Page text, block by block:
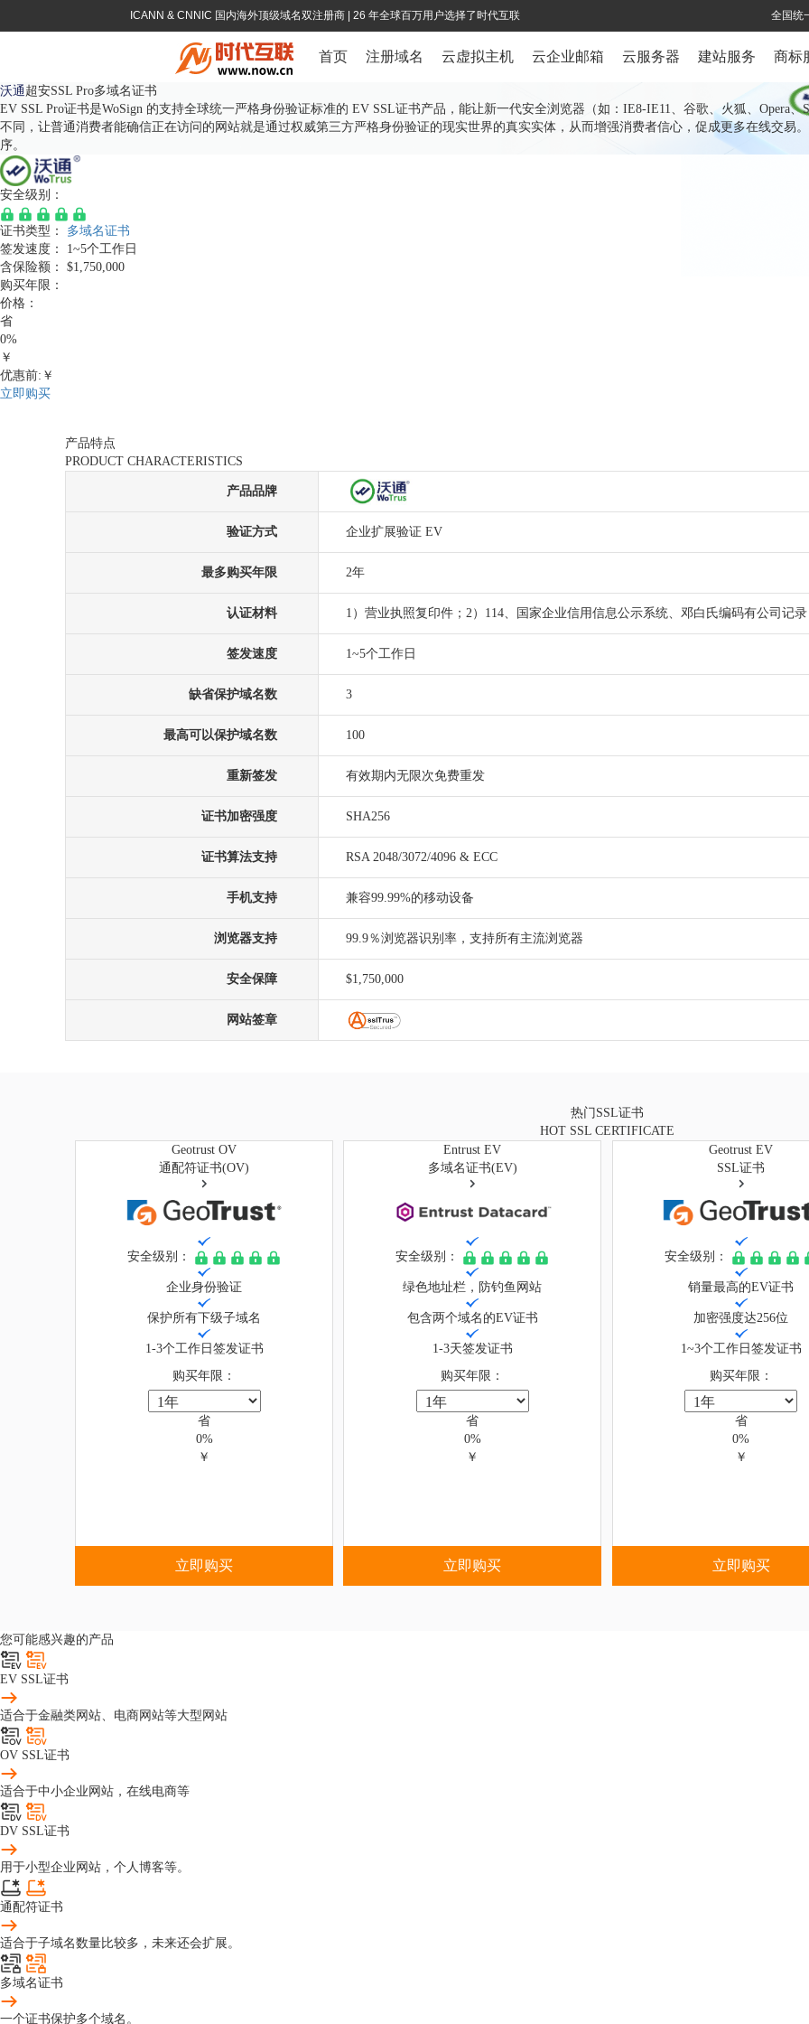
ICANN & CNNIC 国内海外顶级域名双注册商 | 26 年全球百万用户选择了时代互联 全国统
首页 注册域名 云虚拟主机 云企业邮箱 云服务器 建站服务 商标
沃通 超安SSL Pro多域名证书
EV SSL Pro证书是WoSign 的支持全球统一严格身份验证标准的 EV SSL证书产品，能让新一代安全浏览器（如：IE8-IE11、谷歌、火狐、Opera
不同，让普通消费者能确信正在访问的网站就是通过权威第三方严格身份验证的现实世界的真实实体，从而增强消费者信心，促成更多在线交易
序。
安全级别：
证书类型：
多域名证书
签发速度：
1~5个工作日
含保险额：
$1,750,000
购买年限：
价格：
省
0%
￥
优惠前:￥
立即购买
产品特点
PRODUCT CHARACTERISTICS
产品品牌
验证方式 企业扩展验证 EV
最多购买年限 2年
认证材料 1）营业执照复印件；2）114、国家企业信用信息公示系统、邓白氏编码有公司记录
签发速度 1~5个工作日
缺省保护域名数 3
最高可以保护域名数 100
重新签发 有效期内无限次免费重发
证书加密强度 SHA256
证书算法支持 RSA 2048/3072/4096 & ECC
手机支持 兼容99.99%的移动设备
浏览器支持 99.9％浏览器识别率，支持所有主流浏览器
安全保障 $1,750,000
网站签章
热门SSL证书
HOT SSL CERTIFICATE
Geotrust OV
通配符证书(OV)
安全级别：
企业身份验证
保护所有下级子域名
1-3个工作日签发证书
购买年限：
省
0%
￥
立即购买
Entrust EV
多域名证书(EV)
安全级别：
绿色地址栏，防钓鱼网站
包含两个域名的EV证书
1-3天签发证书
购买年限：
省
0%
￥
立即购买
Geotrust EV
SSL证书
安全级别：
销量最高的EV证书
加密强度达256位
1~3个工作日签发证书
购买年限：
省
0%
￥
立即购买
您可能感兴趣的产品
EV SSL证书
适合于金融类网站、电商网站等大型网站
OV SSL证书
适合于中小企业网站，在线电商等
DV SSL证书
用于小型企业网站，个人博客等。
通配符证书
适合于子域名数量比较多，未来还会扩展。
多域名证书
一个证书保护多个域名。